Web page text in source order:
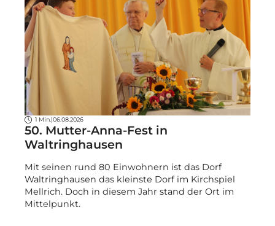
1 Min. |06.08.2026
50. Mutter-Anna-Fest in
Waltringhausen
Mit seinen rund 80 Einwohnern ist das Dorf
Waltringhausen das kleinste Dorf im Kirchspiel
Mellrich. Doch in diesem Jahr stand der Ort im
Mittelpunkt.